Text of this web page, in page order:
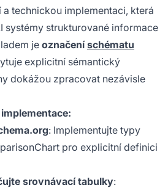
technickou implementaci, která
systémy strukturované informace
jeoznačeníschématu
explicitní sémantický
dokážou zpracovat nezávisle
: Implementujte typy
pro explicitní definici
srovnávací tabulky: